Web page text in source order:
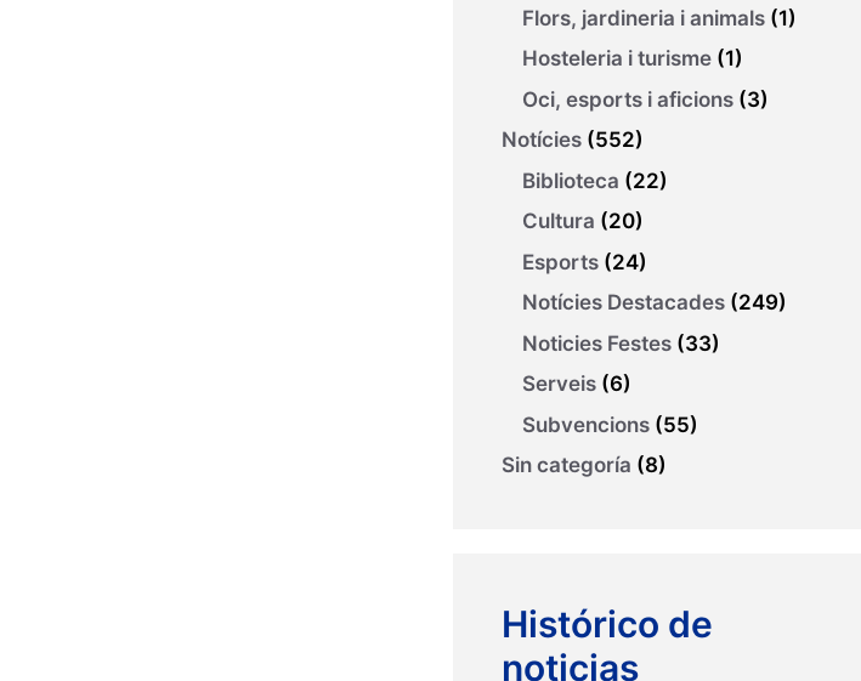
Flors, jardineria i animals (1)
Hosteleria i turisme (1)
Oci, esports i aficions (3)
Notícies (552)
Biblioteca (22)
Cultura (20)
Esports (24)
Notícies Destacades (249)
Noticies Festes (33)
Serveis (6)
Subvencions (55)
Sin categoría (8)
Histórico de
noticias